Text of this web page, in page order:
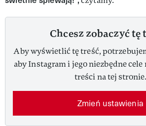
Chcesz zobaczyć tę
Aby wyświetlić tę treść,
aby Instagram i jego niezbędne cele
treści na tej stronie.
Zmień ustawienia